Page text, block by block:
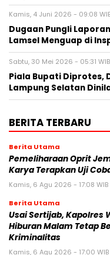
Kamis, 4 Juni 2026 - 09:08
Dugaan Pungli
Lamsel Menguap di
Sabtu, 30 Mei 2026 - 05:31 WIB
Piala Bupati Diprotes,
Lampung Selatan
BERITA TERBARU
Berita Utama
Pemeliharaan Oprit
Karya Terapkan Uji
Kamis, 6 Agu 2026 - 17:08 WIB
Berita Utama
Usai Sertijab, Kapolres
Hiburan Malam Tetap
Kriminalitas
Kamis, 6 Agu 2026 - 17:00 WIB